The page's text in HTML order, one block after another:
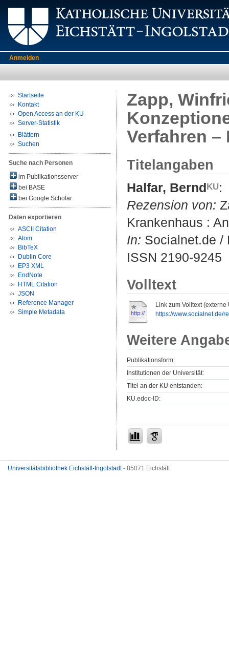
Anmelden
Startseite
Kontakt
Open Access an der KU
Server-Statistik
Blättern
Suchen
Suche nach Personen
im Publikationsserver
bei BASE
bei Google Scholar
Daten exportieren
ASCII Citation
Atom
BibTeX
Dublin Core
EP3 XML
EndNote
HTML Citation
JSON
Reference Manager
Simple Metadata
Zapp,
Verfahren –
Titelangaben
Halfar, Bernd
:
Rezension von:
Krankenhaus :
In: Socialnet.de /
ISSN 2190-9245
Volltext
Link zum Volltext (externe
https://www.socialnet.de/
Weitere
Publikationsform:
Institutionen der Universität:
Titel an der KU entstanden:
KU.edoc-ID:
Universitätsbibliothek Eichstätt-Ingolstadt- 85071 Eichstätt